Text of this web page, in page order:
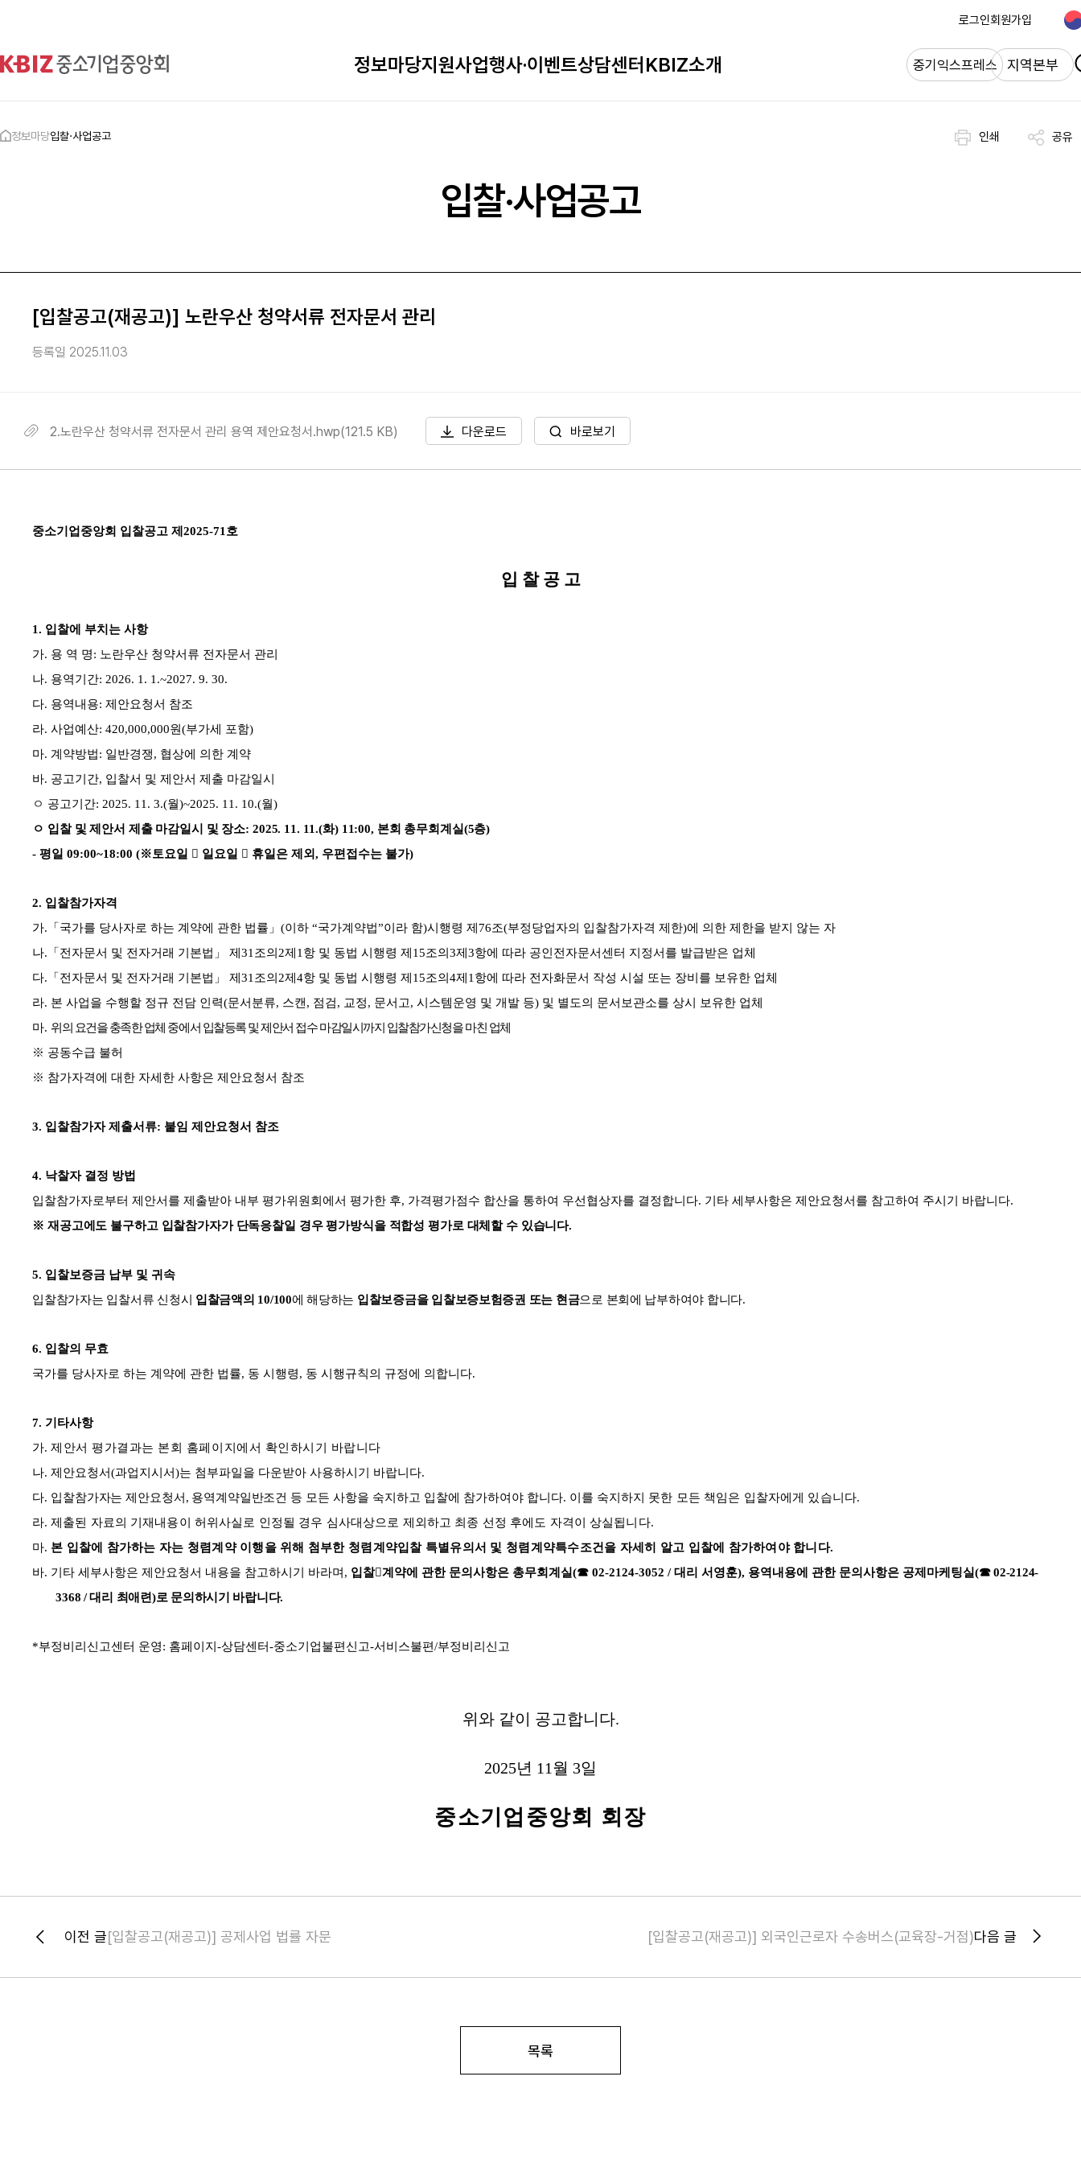
로그인회원가입
정보마당지원사업행사·이벤트상담센터KBIZ소개 중기익스프레스 지역본부
정보마당입찰·사업공고 인쇄 공유
입찰·사업공고
[입찰공고(재공고)] 노란우산 청약서류 전자문서 관리
등록일 2025.11.03
2.노란우산 청약서류 전자문서 관리 용역 제안요청서.hwp(121.5 KB) 다운로드 바로보기
중소기업중앙회 입찰공고 제 2025-71 호
입 찰 공 고
1. 입찰에 부치는 사항
가. 용 역 명: 노란우산 청약서류 전자문서 관리
나. 용역기간: 2026. 1. 1.~2027. 9. 30.
다. 용역내용: 제안요청서 참조
라. 사업예산: 420,000,000원(부가세 포함)
마. 계약방법: 일반경쟁, 협상에 의한 계약
바. 공고기간, 입찰서 및 제안서 제출 마감일시
ㅇ 공고기간: 2025. 11. 3.(월)~2025. 11. 10.(월)
ㅇ 입찰 및 제안서 제출 마감일시 및 장소: 2025. 11. 11.(화) 11:00, 본회 총무회계실(5층)
- 평일 09:00~18:00 (※토요일  일요일  휴일은 제외, 우편접수는 불가)
2. 입찰참가자격
가. 「 국가를 당사자로 하는 계약에 관한 법률 」 (이하 “국가계약법”이라 함)시행령 제 76조(부정당업자의 입찰참가자격 제한)에 의한 제한을 받지 않는 자
나. 「 전자문서 및 전자거래 기본법 」 제 31 조의 2제 1 항 및 동법 시행령 제 15조의 3제 3항에 따라 공인전자문서센터 지정서를 발급받은 업체
다. 「 전자문서 및 전자거래 기본법 」 제 31 조의 2제 4항 및 동법 시행령 제 15조의 4제 1 항에 따라 전자화문서 작성 시설 또는 장비를 보유한 업체
라. 본 사업을 수행할 정규 전담 인력(문서분류, 스캔 , 점검, 교정, 문서고, 시스템운영 및 개발 등) 및 별도의 문서보관소를 상시 보유한 업체
마. 위의 요건을 충족한 업체 중에서 입찰등록 및 제안서 접수 마감일시까지 입찰참가신청을 마친 업체
※ 공동수급 불허
※ 참가자격에 대한 자세한 사항은 제안요청서 참조
3. 입찰참가자 제출서류: 붙임 제안요청서 참조
4. 낙찰자 결정 방법
입찰참가자로부터 제안서를 제출받아 내부 평가위원회에서 평가한 후, 가격평가점수 합산을 통하여 우선협상자를 결정합니다. 기타 세부사항은 제안요청서를 참고하여 주시기 바랍니다.
※ 재공고에도 불구하고 입찰참가자가 단독응찰일 경우 평가방식을 적합성 평가로 대체할 수 있습니다.
5. 입찰보증금 납부 및 귀속
입찰참가자는 입찰서류 신청시 입찰금액의 10/100에 해당하는 입찰보증금을 입찰보증보험증권 또는 현금으로 본회에 납부하여야 합니다.
6. 입찰의 무효
국가를 당사자로 하는 계약에 관한 법률, 동 시행령, 동 시행규칙의 규정에 의합니다.
7. 기타사항
가. 제안서 평가결과는 본회 홈페이지에서 확인하시기 바랍니다
나. 제안요청서(과업지시서)는 첨부파일을 다운받아 사용하시기 바랍니다.
다. 입찰참가자는 제안요청서 , 용역계약일반조건 등 모든 사항을 숙지하고 입찰에 참가하여야 합니다. 이를 숙지하지 못한 모든 책임은 입찰자에게 있습니다.
라. 제출된 자료의 기재내용이 허위사실로 인정될 경우 심사대상으로 제외하고 최종 선정 후에도 자격이 상실됩니다.
마. 본 입찰에 참가하는 자는 청렴계약 이행을 위해 첨부한 청렴계약입찰 특별유의서 및 청렴계약특수조건을 자세히 알고 입찰에 참가하여야 합니다.
바. 기타 세부사항은 제안요청서 내용을 참고하시기 바라며 , 입찰계약에 관한 문의사항은 총무회계실(☎ 02-2124-3052 /대리 서영훈), 용역내용에 관한 문의사항은 공제마케팅실(☎02-2124-
3368 /대리 최애련)로 문의하시기 바랍니다.
*부정비리신고센터 운영: 홈페이지 -상담센터-중소기업불편신고-서비스불편/부정비리신고
위와 같이 공고합니다.
2025년 11월 3일
중소기업중앙회 회장
이전 글[입찰공고(재공고)] 공제사업 법률 자문 [입찰공고(재공고)] 외국인근로자 수송버스(교육장-거점)다음 글
목록